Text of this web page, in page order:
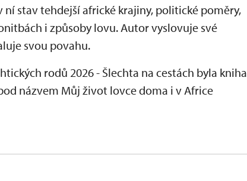
stav tehdejší africké krajiny, politické poměry,
i způsoby lovu. Autor vyslovuje své
svou povahu.
rodů 2026 - Šlechta na cestách byla kniha
názvem Můj život lovce doma i v Africe